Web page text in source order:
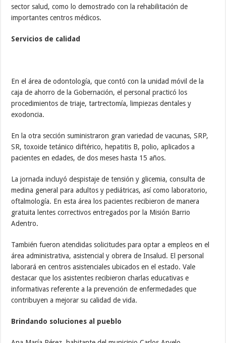
sector salud, como lo demostrado con la rehabilitación de
importantes centros médicos.
Servicios de calidad
En el área de odontología, que contó con la unidad móvil de la
caja de ahorro de la Gobernación, el personal practicó los
procedimientos de triaje, tartrectomía, limpiezas dentales y
exodoncia.
En la otra sección suministraron gran variedad de vacunas, SRP,
SR, toxoide tetánico diftérico, hepatitis B, polio, aplicados a
pacientes en edades, de dos meses hasta 15 años.
La jornada incluyó despistaje de tensión y glicemia, consulta de
medina general para adultos y pediátricas, así como laboratorio,
oftalmología. En esta área los pacientes recibieron de manera
gratuita lentes correctivos entregados por la Misión Barrio
Adentro.
También fueron atendidas solicitudes para optar a empleos en el
área administrativa, asistencial y obrera de Insalud. El personal
laborará en centros asistenciales ubicados en el estado. Vale
destacar que los asistentes recibieron charlas educativas e
informativas referente a la prevención de enfermedades que
contribuyen a mejorar su calidad de vida.
Brindando soluciones al pueblo